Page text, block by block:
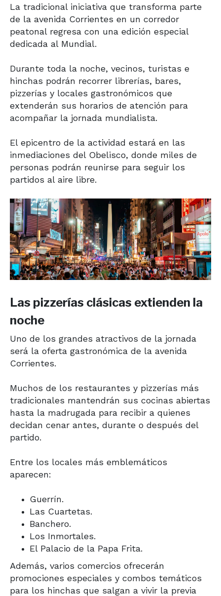
La tradicional iniciativa que transforma parte
de la avenida Corrientes en un corredor
peatonal regresa con una edición especial
dedicada al Mundial.
Durante toda la noche, vecinos, turistas e
hinchas podrán recorrer librerías, bares,
pizzerías y locales gastronómicos que
extenderán sus horarios de atención para
acompañar la jornada mundialista.
El epicentro de la actividad estará en las
inmediaciones del Obelisco, donde miles de
personas podrán reunirse para seguir los
partidos al aire libre.
Las pizzerías clásicas extienden la
noche
Uno de los grandes atractivos de la jornada
será la oferta gastronómica de la avenida
Corrientes.
Muchos de los restaurantes y pizzerías más
tradicionales mantendrán sus cocinas abiertas
hasta la madrugada para recibir a quienes
decidan cenar antes, durante o después del
partido.
Entre los locales más emblemáticos
aparecen:
Guerrín.
Las Cuartetas.
Banchero.
Los Inmortales.
El Palacio de la Papa Frita.
Además, varios comercios ofrecerán
promociones especiales y combos temáticos
para los hinchas que salgan a vivir la previa